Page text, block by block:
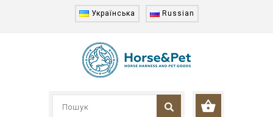
Українська Russian